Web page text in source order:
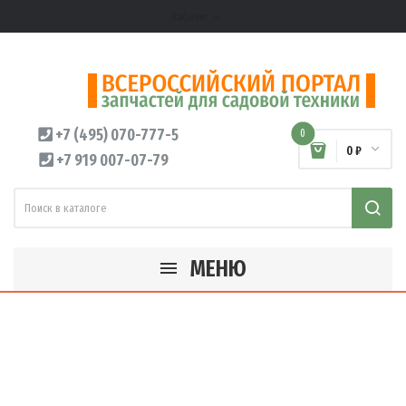
+7 (495) 070-777-5
+7 919 007-07-79
0
0 ₽
МЕНЮ